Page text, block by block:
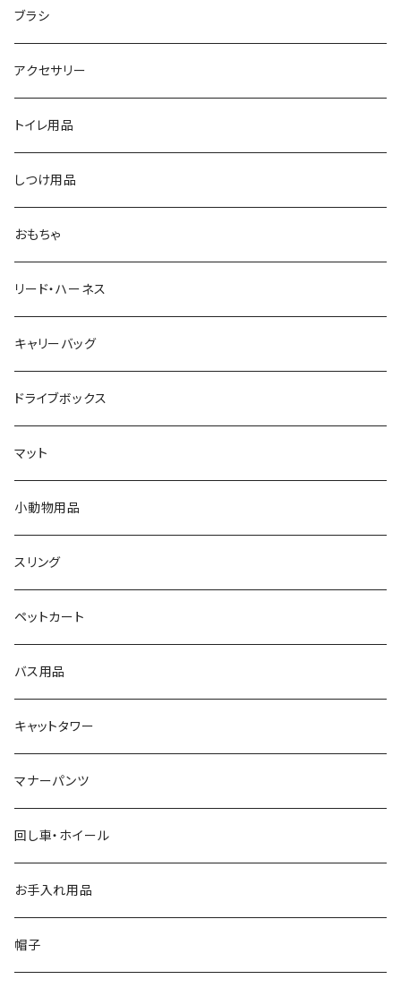
ブラシ
アクセサリー
トイレ用品
しつけ用品
おもちゃ
リード・ハーネス
キャリーバッグ
ドライブボックス
マット
小動物用品
スリング
ペットカート
バス用品
キャットタワー
マナーパンツ
回し車・ホイール
お手入れ用品
帽子